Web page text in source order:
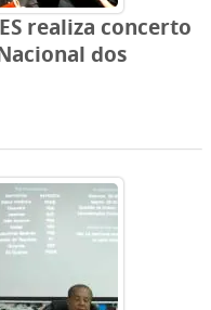
realiza concerto
dos